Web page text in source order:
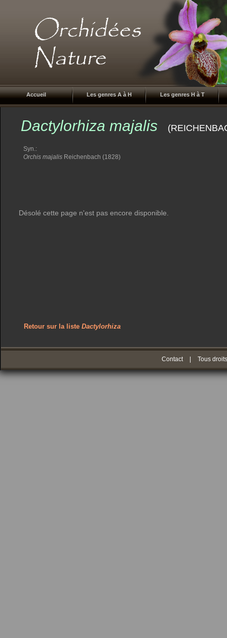
Accueil Les genres A à H Les genres H à T
Dactylorhiza majalis
Syn.:
Orchis majalis Reichenbach (1828)
Désolé cette page n'est pas encore disponible.
Retour sur la liste Dactylorhiza
Contact Tous